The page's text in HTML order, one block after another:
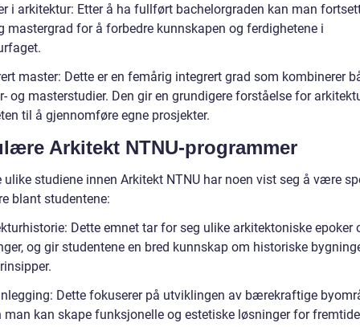
i arkitektur: Etter å ha fullført bachelorgraden kan man
mastergrad for å forbedre kunnskapen og ferdighetene i
master: Dette er en femårig integrert grad som kombinerer
og masterstudier. Den gir en grundigere forståelse for
til å gjennomføre egne prosjekter.
Arkitekt NTNU-programmer
ulike studiene innen Arkitekt NTNU har noen vist seg å være
blant studentene:
Dette emnet tar for seg ulike arkitektoniske epoker
og gir studentene en bred kunnskap om historiske
Dette fokuserer på utviklingen av bærekraftige
man kan skape funksjonelle og estetiske løsninger for